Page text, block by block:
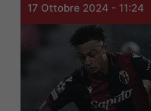
17 Ottobre 2024 - 11:24